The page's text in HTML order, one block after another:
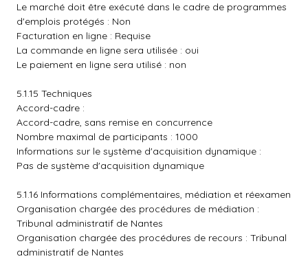
Le marché doit être exécuté dans le cadre de programmes
d'emplois protégés : Non
Facturation en ligne : Requise
La commande en ligne sera utilisée : oui
Le paiement en ligne sera utilisé : non
5.1.15 Techniques
Accord-cadre :
Accord-cadre, sans remise en concurrence
Nombre maximal de participants : 1000
Informations sur le système d'acquisition dynamique :
Pas de système d'acquisition dynamique
5.1.16 Informations complémentaires, médiation et réexamen
Organisation chargée des procédures de médiation :
Tribunal administratif de Nantes
Organisation chargée des procédures de recours : Tribunal
administratif de Nantes